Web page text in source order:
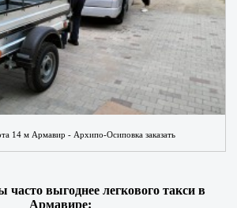
14 м Армавир - Архипо-Осиповка заказать
часто выгоднее легкового такси в
Армавире: